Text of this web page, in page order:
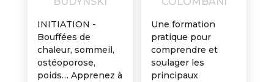
INITIATION -
Bouffées de
chaleur, sommeil,
ostéoporose,
poids… Apprenez à
Une formation
pratique pour
comprendre et
soulager les
principaux